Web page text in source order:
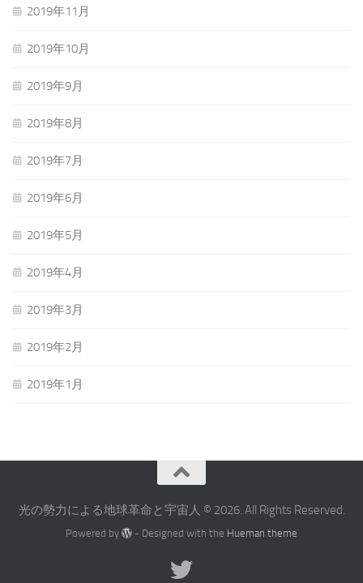
2019年11月
2019年10月
2019年9月
2019年8月
2019年7月
2019年6月
2019年5月
2019年4月
2019年3月
2019年2月
2019年1月
光の勢力による地球革命と宇宙人 © 2026. All Rights Reserved.
Powered by - Designed with the Hueman theme